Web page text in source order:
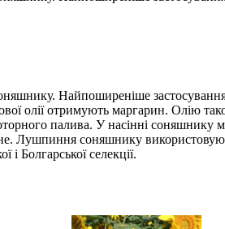
Найпоширеніше
олії отримують маргарин. Олію
палива. У насінні соняшнику
Лушпиння соняшнику
Болгарської селекції.